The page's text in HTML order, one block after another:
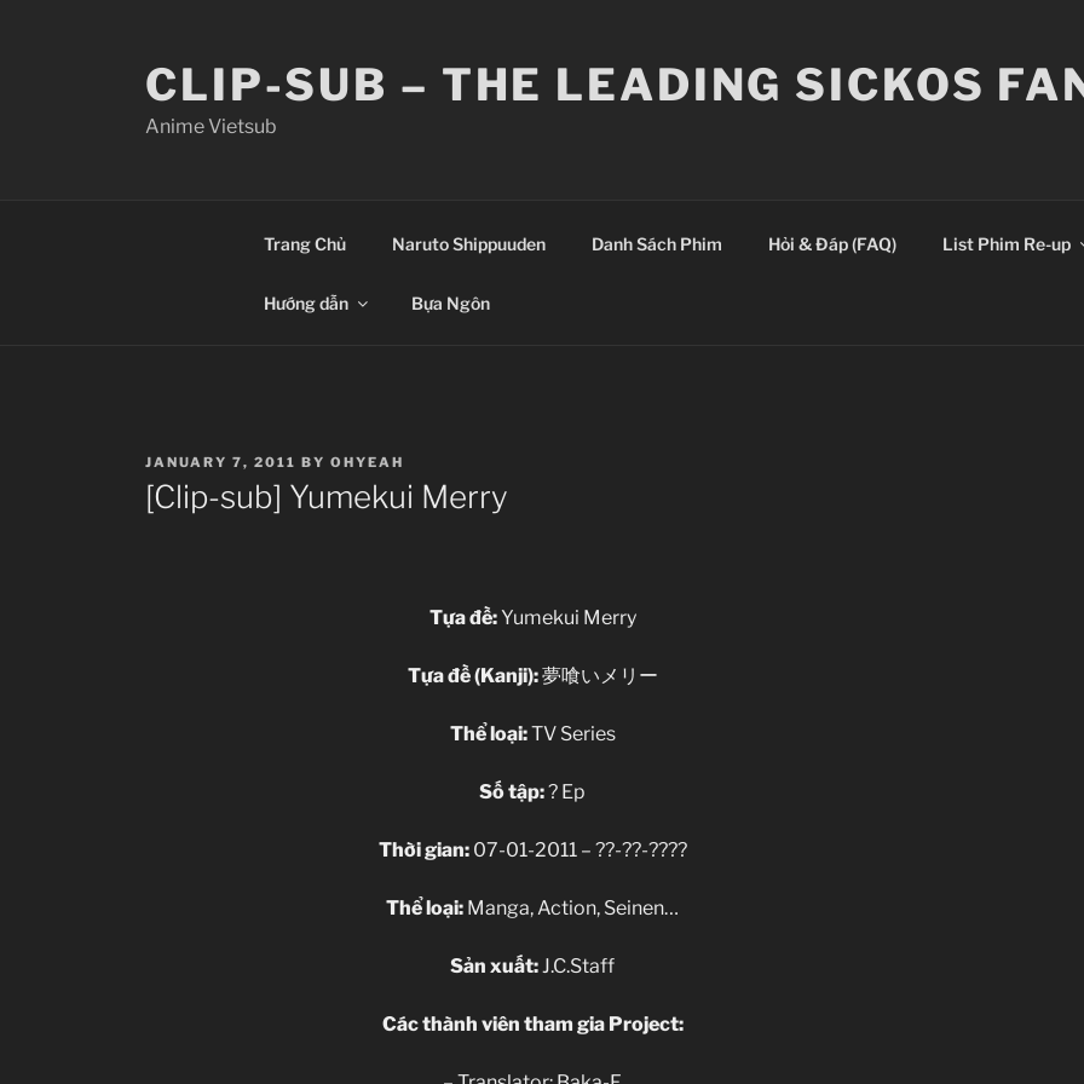
CLIP-SUB – THE LEADING SICKOS
Anime Vietsub
Trang Chủ Naruto Shippuuden Danh Sách Phim Hỏi & Đáp (FAQ) List Phim Re-up
Hướng dẫn Bựa Ngôn
POSTED
ON
JANUARY 7, 2011 BY OHYEAH
[Clip-sub] Yumekui Merry
Tựa đề:Yumekui Merry
Tựa đề (Kanji):夢喰いメリー
Thể loại:TV Series
Số tập:? Ep
Thời gian:07-01-2011 – ??-??-????
Thể loại: Manga, Action, Seinen…
Sản xuất:J.C.Staff
Các thành viên tham gia Project: